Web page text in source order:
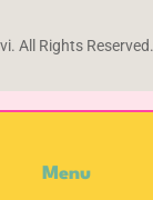
All Rights Reserved.
Menu